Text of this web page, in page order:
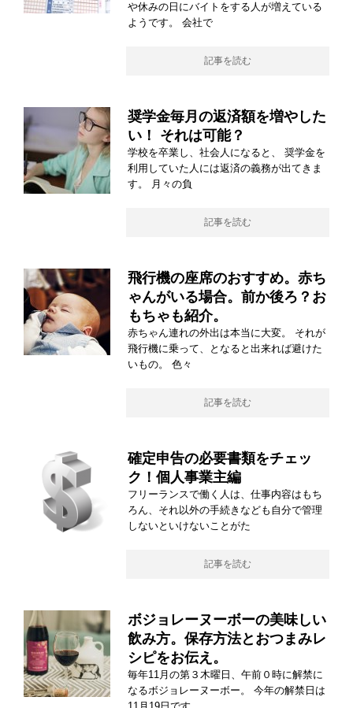
や休みの日にバイトをする人が増えている
ようです。 会社で
記事を読む
奨学金毎月の返済額を増やした
い！ それは可能？
学校を卒業し、社会人になると、 奨学金を
利用していた人には返済の義務が出てきま
す。 月々の負
記事を読む
飛行機の座席のおすすめ。赤ち
ゃんがいる場合。前か後ろ？お
もちゃも紹介。
赤ちゃん連れの外出は本当に大変。 それが
飛行機に乗って、となると出来れば避けた
いもの。 色々
記事を読む
確定申告の必要書類をチェッ
ク！個人事業主編
フリーランスで働く人は、仕事内容はもち
ろん、それ以外の手続きなども自分で管理
しないといけないことがた
記事を読む
ボジョレーヌーボーの美味しい
飲み方。保存方法とおつまみレ
シピをお伝え。
毎年11月の第３木曜日、午前０時に解禁に
なるボジョレーヌーボー。 今年の解禁日は